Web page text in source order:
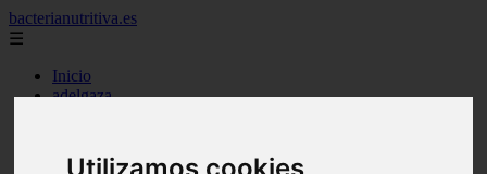
Utilizamos cookies
bacterianutritiva.es
☰
Inicio
adelgaza
blog